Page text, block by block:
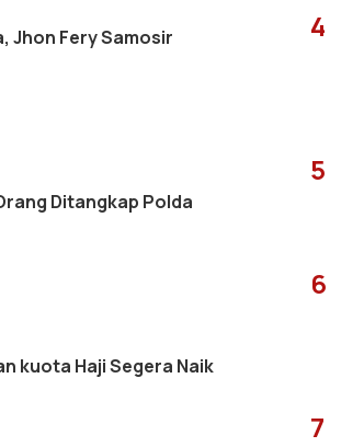
Jhon Fery Samosir
Ditangkap Polda
kuota Haji Segera Naik
4
5
6
7